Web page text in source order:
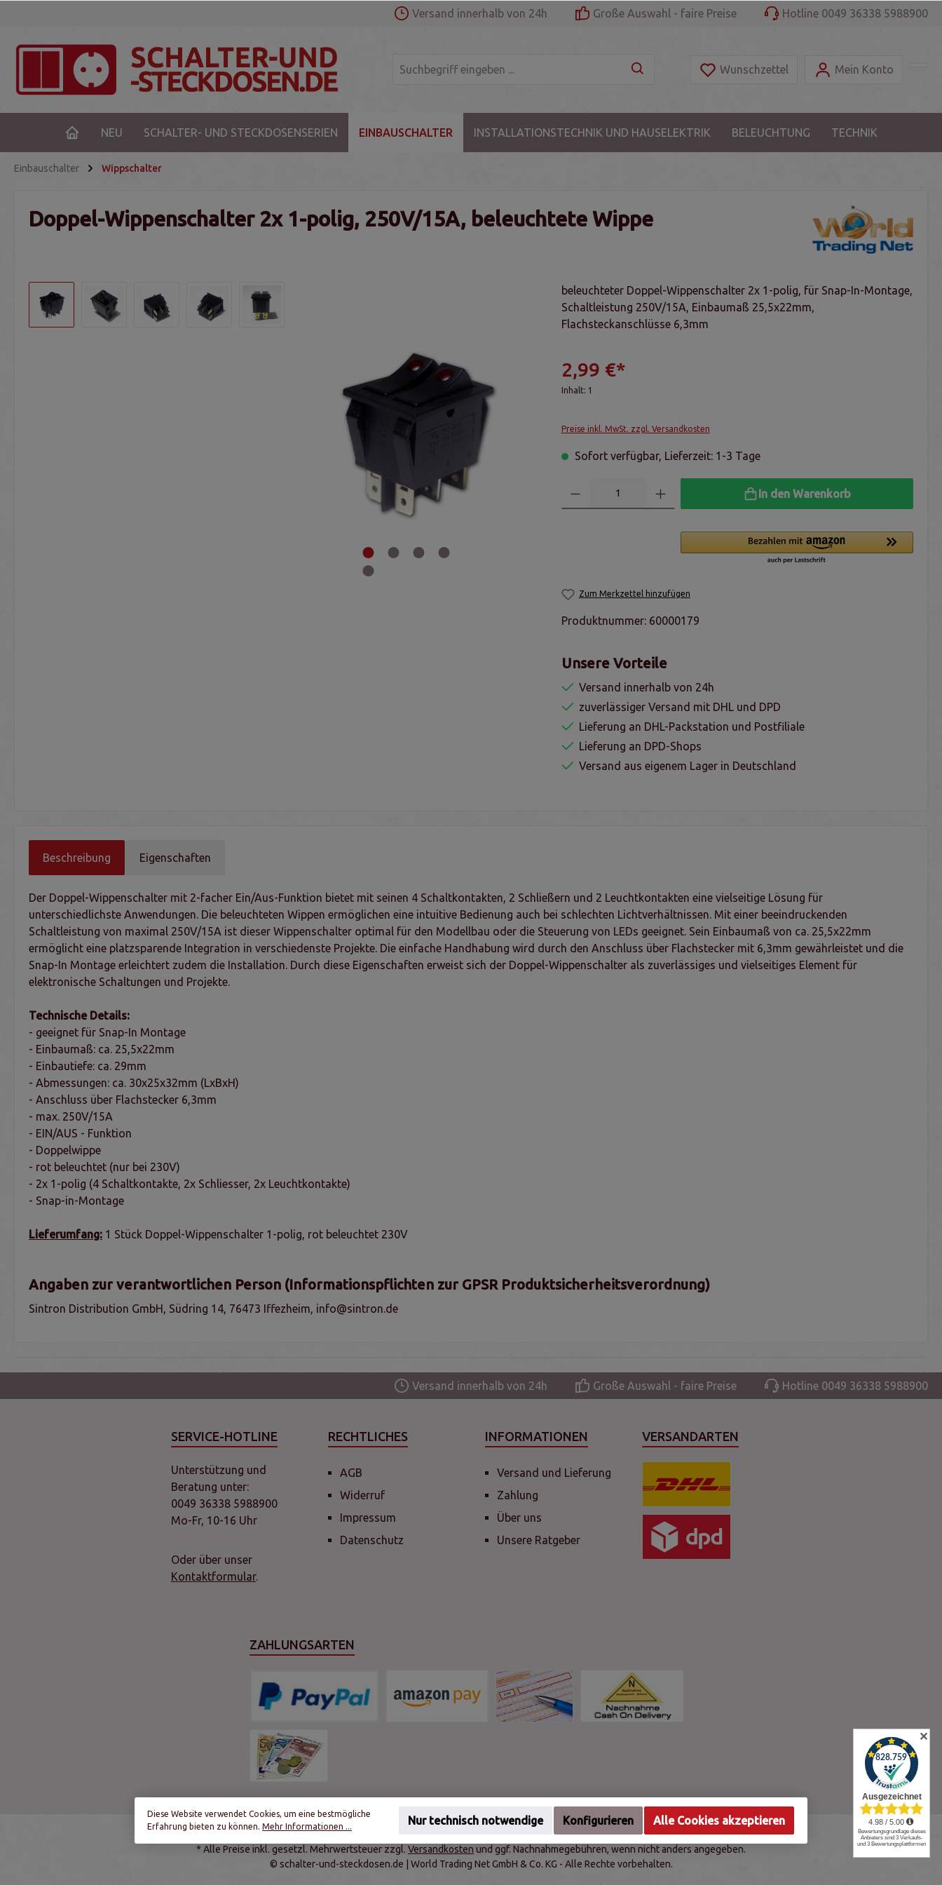
Versand innerhalb von 24h Große Auswahl - faire Preise Hotline 0049 36338 5988900
Wunschzettel Mein Konto
NEU SCHALTER- UND STECKDOSENSERIEN EINBAUSCHALTER INSTALLATIONSTECHNIK UND HAUSELEKTRIK BELEUCHTUNG TECHNIK
Einbauschalter Wippschalter
Doppel-Wippenschalter 2x 1-polig, 250V/15A, beleuchtete Wippe
beleuchteter Doppel-Wippenschalter 2x 1-polig, für Snap-In-Montage,
Schaltleistung 250V/15A, Einbaumaß 25,5x22mm,
Flachsteckanschlüsse 6,3mm
2,99 €*
Inhalt: 1
Preise inkl. MwSt. zzgl. Versandkosten
Sofort verfügbar, Lieferzeit: 1-3 Tage
In den Warenkorb
Zum Merkzettel hinzufügen
Produktnummer: 60000179
Unsere Vorteile
Versand innerhalb von 24h
zuverlässiger Versand mit DHL und DPD
Lieferung an DHL-Packstation und Postfiliale
Lieferung an DPD-Shops
Versand aus eigenem Lager in Deutschland
Beschreibung Eigenschaften
Der Doppel-Wippenschalter mit 2-facher Ein/Aus-Funktion bietet mit seinen 4 Schaltkontakten, 2 Schließern und 2 Leuchtkontakten eine vielseitige Lösung für
unterschiedlichste Anwendungen. Die beleuchteten Wippen ermöglichen eine intuitive Bedienung auch bei schlechten Lichtverhältnissen. Mit einer beeindruckenden
Schaltleistung von maximal 250V/15A ist dieser Wippenschalter optimal für den Modellbau oder die Steuerung von LEDs geeignet. Sein Einbaumaß von ca. 25,5x22mm
ermöglicht eine platzsparende Integration in verschiedenste Projekte. Die einfache Handhabung wird durch den Anschluss über Flachstecker mit 6,3mm gewährleistet und die
Snap-In Montage erleichtert zudem die Installation. Durch diese Eigenschaften erweist sich der Doppel-Wippenschalter als zuverlässiges und vielseitiges Element für
elektronische Schaltungen und Projekte.
Technische Details:
- geeignet für Snap-In Montage
- Einbaumaß: ca. 25,5x22mm
- Einbautiefe: ca. 29mm
- Abmessungen: ca. 30x25x32mm (LxBxH)
- Anschluss über Flachstecker 6,3mm
- max. 250V/15A
- EIN/AUS - Funktion
- Doppelwippe
- rot beleuchtet (nur bei 230V)
- 2x 1-polig (4 Schaltkontakte, 2x Schliesser, 2x Leuchtkontakte)
- Snap-in-Montage
Lieferumfang: 1 Stück Doppel-Wippenschalter 1-polig, rot beleuchtet 230V
Angaben zur verantwortlichen Person (Informationspflichten zur GPSR Produktsicherheitsverordnung)
Sintron Distribution GmbH, Südring 14, 76473 Iffezheim, info@sintron.de
Versand innerhalb von 24h Große Auswahl - faire Preise Hotline 0049 36338 5988900
SERVICE-HOTLINE
Unterstützung und
Beratung unter:
0049 36338 5988900
Mo-Fr, 10-16 Uhr
Oder über unser
Kontaktformular.
RECHTLICHES
AGB
Widerruf
Impressum
Datenschutz
INFORMATIONEN
Versand und Lieferung
Zahlung
Über uns
Unsere Ratgeber
VERSANDARTEN
ZAHLUNGSARTEN
* Alle Preise inkl. gesetzl. Mehrwertsteuer zzgl. Versandkosten und ggf. Nachnahmegebühren, wenn nicht anders angegeben.
© schalter-und-steckdosen.de | World Trading Net GmbH & Co. KG - Alle Rechte vorbehalten.
Diese Website verwendet Cookies, um eine bestmögliche
Erfahrung bieten zu können. Mehr Informationen ... Nur technisch notwendige Konfigurieren Alle Cookies akzeptieren
✕